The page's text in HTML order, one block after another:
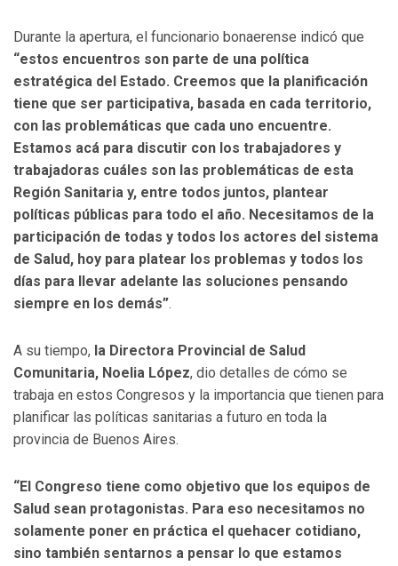
Durante la apertura, el funcionario bonaerense indicó que
“estos encuentros son parte de una política
estratégica del Estado. Creemos que la planificación
tiene que ser participativa, basada en cada territorio,
con las problemáticas que cada uno encuentre.
Estamos acá para discutir con los trabajadores y
trabajadoras cuáles son las problemáticas de esta
Región Sanitaria y, entre todos juntos, plantear
políticas públicas para todo el año. Necesitamos de la
participación de todas y todos los actores del sistema
de Salud, hoy para platear los problemas y todos los
días para llevar adelante las soluciones pensando
siempre en los demás”.
A su tiempo, la Directora Provincial de Salud
Comunitaria, Noelia López, dio detalles de cómo se
trabaja en estos Congresos y la importancia que tienen para
planificar las políticas sanitarias a futuro en toda la
provincia de Buenos Aires.
“El Congreso tiene como objetivo que los equipos de
Salud sean protagonistas. Para eso necesitamos no
solamente poner en práctica el quehacer cotidiano,
sino también sentarnos a pensar lo que estamos